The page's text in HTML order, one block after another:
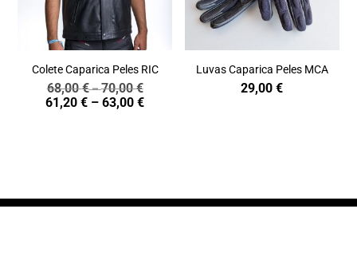
Colete Caparica Peles RIC
68,00€–70,00€Price
range:
61,20€ – 63,00€Price
Luvas Caparica Peles MCA
29,00€